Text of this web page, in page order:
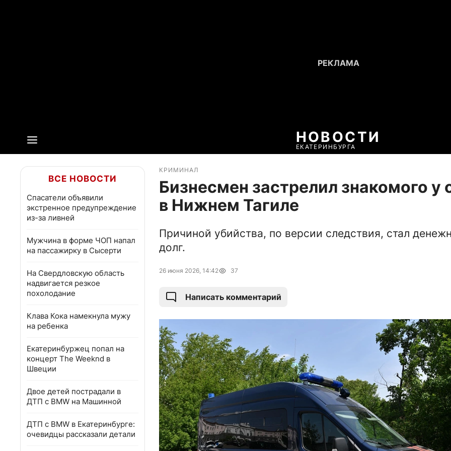
НОВОСТИ
ЕКАТЕРИНБУРГА
ВСЕ НОВОСТИ
Спасатели объявили
экстренное предупреждение
из-за ливней
Мужчина в форме ЧОП напал
на пассажирку в Сысерти
На Свердловскую область
надвигается резкое
похолодание
Клава Кока намекнула мужу
на ребенка
Екатеринбуржец попал на
концерт The Weeknd в
Швеции
Двое детей пострадали в
ДТП с BMW на Машинной
ДТП с BMW в Екатеринбурге:
очевидцы рассказали детали
КРИМИНАЛ
Бизнесмен застрелил знакомого у
в Нижнем Тагиле
Причиной убийства, по версии следствия, стал
долг.
26 июня 2026, 14:42 37
Написать комментарий